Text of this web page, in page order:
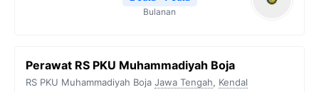
Bulanan
Perawat RS PKU Muhammadiyah Boja
RS PKU Muhammadiyah Boja Jawa Tengah, Kendal